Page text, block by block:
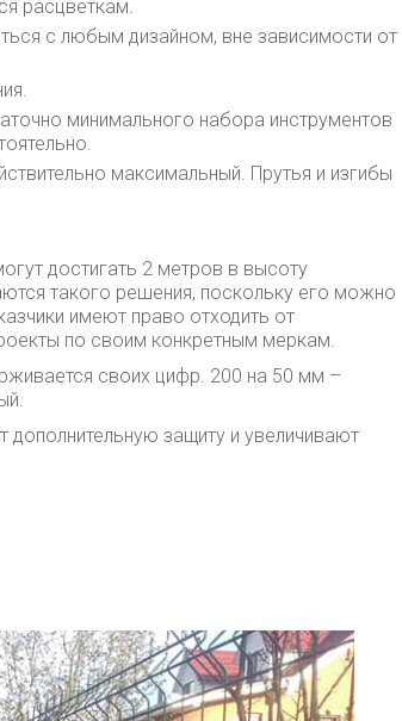
расцветкам.
с любым дизайном, вне зависимости от
минимального набора инструментов
максимальный. Прутья и изгибы
достигать 2 метров в высоту
такого решения, поскольку его можно
имеют право отходить от
по своим конкретным меркам.
своих цифр. 200 на 50 мм –
дополнительную защиту и увеличивают